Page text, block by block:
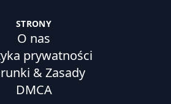
STRONY
O nas
prywatności
& Zasady
DMCA